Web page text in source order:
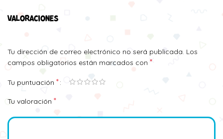
VALORACIONES
Tu dirección de correo electrónico no será publicada. Los
campos obligatorios están marcados con *
Tu puntuación *
Tu valoración *